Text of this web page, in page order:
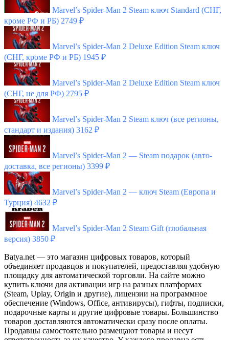
Marvel’s Spider-Man 2 Steam ключ Standard (СНГ,
кроме РФ и РБ) 2749 ₽
Marvel’s Spider-Man 2 Deluxe Edition Steam ключ
(СНГ, кроме РФ и РБ) 1945 ₽
Marvel’s Spider-Man 2 Deluxe Edition Steam ключ
(СНГ, не для РФ) 2795 ₽
Marvel’s Spider-Man 2 Steam ключ (все регионы,
стандарт и издания) 3162 ₽
Marvel’s Spider-Man 2 — Steam подарок (авто-
доставка, все регионы) 3399 ₽
Marvel’s Spider-Man 2 — ключ Steam (Европа и
Турция) 4632 ₽
Marvel’s Spider-Man 2 Steam Gift (глобальная
версия) 3850 ₽
Batya.net — это магазин цифровых товаров, который
объединяет продавцов и покупателей, предоставляя удобную
площадку для автоматической торговли. На сайте можно
купить ключи для активации игр на разных платформах
(Steam, Uplay, Origin и другие), лицензии на программное
обеспечение (Windows, Office, антивирусы), гифты, подписки,
подарочные карты и другие цифровые товары. Большинство
товаров доставляются автоматически сразу после оплаты.
Продавцы самостоятельно размещают товары и несут